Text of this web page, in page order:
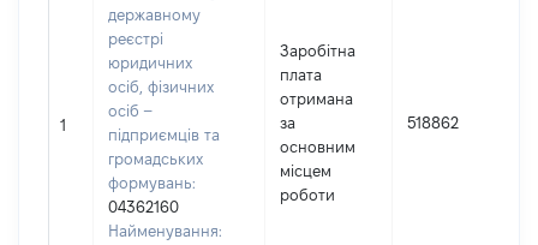
1
державному
реєстрі
юридичних
осіб, фізичних
осіб –
підприємців та
громадських
формувань:
04362160
Найменування:
Заробітна
плата
отримана
за
основним
місцем
роботи
518862